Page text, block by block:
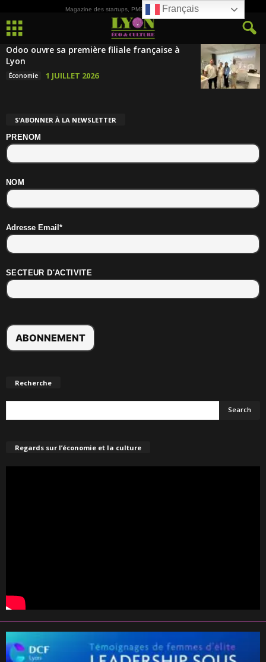
Magazine des startups, PME, ETI et de la Culture
Odoo ouvre sa première filiale française à
Lyon
Économie 1 JUILLET 2026
S’ABONNER À LA NEWSLETTER
PRENOM
NOM
Adresse Email*
SECTEUR D'ACTIVITE
Recherche
Regards sur l’économie et la culture
Français